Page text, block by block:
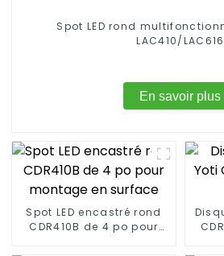
Spot LED rond
LAC410/LAC616
En savoir plus
Spot LED encastré rond
CDR410B de 4 po pour